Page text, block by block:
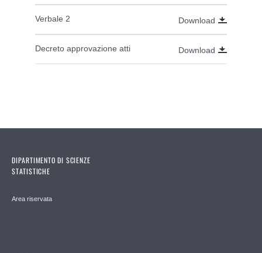
Verbale 2 Download
Decreto approvazione atti Download
DIPARTIMENTO DI SCIENZE
STATISTICHE
Area riservata